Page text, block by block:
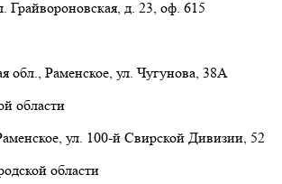
Грайвороновская, д. 23, оф. 615
обл., Раменское, ул. Чугунова, 38А
области
ул. 100-й Свирской Дивизии, 52
области